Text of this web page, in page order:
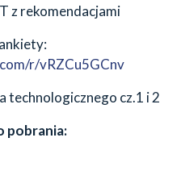
z rekomendacjami
r/vRZCu5GCnv
technologicznego cz.1 i 2
pobrania: